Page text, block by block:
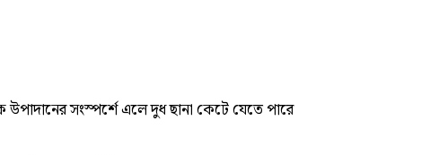
উপাদানের সংস্পর্শে এলে দুধ ছানা কেটে যেতে পারে